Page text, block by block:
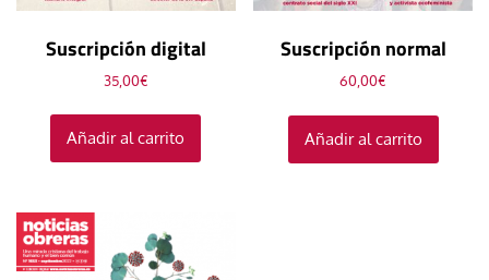
Suscripción digital
35,00€
Añadir al carrito
Suscripción normal
60,00€
Añadir al carrito